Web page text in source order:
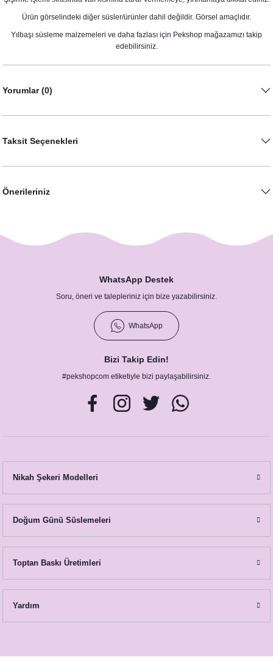
Ürün görselindeki diğer süsler/ürünler dahil değildir. Görsel amaçlıdır.
Yılbaşı süsleme malzemeleri ve daha fazlası için Pekshop mağazamızı takip
edebilirsiniz.
Yorumlar (0)
Taksit Seçenekleri
Önerileriniz
WhatsApp Destek
Soru, öneri ve talepleriniz için bize yazabilirsiniz.
WhatsApp
Bizi Takip Edin!
#pekshopcom etiketiyle bizi paylaşabilirsiniz.
Nikah Şekeri Modelleri
Doğum Günü Süslemeleri
Toptan Baskı Üretimleri
Yardım